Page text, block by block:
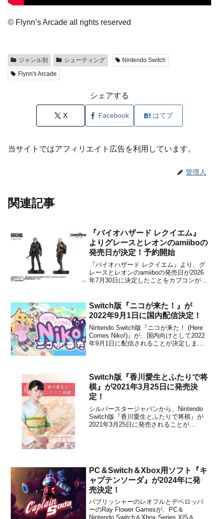
© Flynn’s Arcade all rights reserved
ジャンル別 シューティング
Nintendo Switch
Flynn's Arcade
シェアする
X Facebook はてブ
当サイトではアフィリエイト広告を利用しています。
管理人
関連記事
『バイオハザード レクイエム』
よりグレースとレオンのamiiboの
発売日が決定！予約開始
『バイオハザード レクイエム』より、グ
レースとレオンのamiiboの発売日が2026
年7⽉30⽇に決定したことをカプコンが発
ムとつながり連動する、キャラクターフ
ィギュアのこと。対応するソフトをプレ
イ...
Switch版『ニコが来た！』が
2022年9月1日に国内配信決定！
Nintendo Switch版『ニコが来た！ (Here
Comes Niko!)』が、国内向けとして2022
年9月1日に配信されることが決定しまし
人々に送る楽し...
Switch版『香川愛生とふたりで将
棋』が2021年3月25日に発売決
定！
シルバースタージャパンから、Nintendo
Switch版『香川愛生とふたりで将棋』が
2021年3月25日に発売されることが
PC＆Switch＆Xbox用ソフト『キ
ャプテンソーダ』が2024年に発
売決定！
パブリッシャーのレオフルとデベロッパ
ーのRay Flower Gamesが、PC＆
Nintendo Switch＆Xbox Series X|S＆